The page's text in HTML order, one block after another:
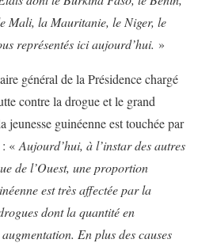
Mali, la Mauritanie, le Niger, le
représentés ici aujourd’hui. »
général de la Présidence chargé
contre la drogue et le grand
jeunesse guinéenne est touchée par
« Aujourd’hui, à l’instar des autres
de l’Ouest, une proportion
est très affectée par la
dont la quantité en
En plus des causes